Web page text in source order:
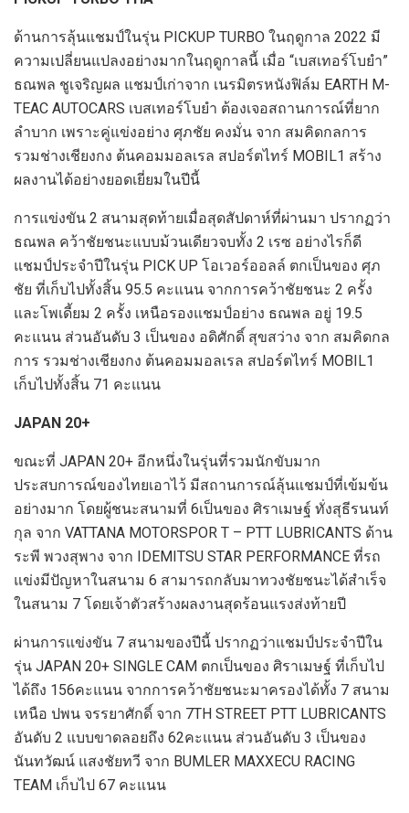
ด้านการลุ้นแชมป์ในรุ่น PICKUP TURBO ในฤดูกาล 2022 มี
ความเปลี่ยนแปลงอย่างมากในฤดูกาลนี้ เมื่อ “เบสเทอร์โบยำ”
ธณพล ชูเจริญผล แชมป์เก่าจาก เนรมิตรหนังฟิล์ม EARTH M-
TEAC AUTOCARS เบสเทอร์โบยำ ต้องเจอสถานการณ์ที่ยาก
ลำบาก เพราะคู่แข่งอย่าง ศุภชัย คงมั่น จาก สมคิดกลการ
รวมช่างเชียงกง ต้นคอมมอลเรล สปอร์ตไทร์ MOBIL1 สร้าง
ผลงานได้อย่างยอดเยี่ยมในปีนี้
การแข่งขัน 2 สนามสุดท้ายเมื่อสุดสัปดาห์ที่ผ่านมา ปรากฏว่า
ธณพล คว้าชัยชนะแบบม้วนเดียวจบทั้ง 2 เรซ อย่างไรก็ดี
แชมป์ประจำปีในรุ่น PICK UP โอเวอร์ออลล์ ตกเป็นของ ศุภ
ชัย ที่เก็บไปทั้งสิ้น 95.5 คะแนน จากการคว้าชัยชนะ 2 ครั้ง
และโพเดี้ยม 2 ครั้ง เหนือรองแชมป์อย่าง ธณพล อยู่ 19.5
คะแนน ส่วนอันดับ 3 เป็นของ อดิศักดิ์ สุขสว่าง จาก สมคิดกล
การ รวมช่างเชียงกง ต้นคอมมอลเรล สปอร์ตไทร์ MOBIL1
เก็บไปทั้งสิ้น 71 คะแนน
JAPAN 20+
ขณะที่ JAPAN 20+ อีกหนึ่งในรุ่นที่รวมนักขับมาก
ประสบการณ์ของไทยเอาไว้ มีสถานการณ์ลุ้นแชมป์ที่เข้มข้น
อย่างมาก โดยผู้ชนะสนามที่ 6เป็นของ ศิราเมษฐ์ ทั่งสุธีรนนท์
กุล จาก VATTANA MOTORSPOR T – PTT LUBRICANTS ด้าน
ระพี พวงสุพาง จาก IDEMITSU STAR PERFORMANCE ที่รถ
แข่งมีปัญหาในสนาม 6 สามารถกลับมาทวงชัยชนะได้สำเร็จ
ในสนาม 7 โดยเจ้าตัวสร้างผลงานสุดร้อนแรงส่งท้ายปี
ผ่านการแข่งขัน 7 สนามของปีนี้ ปรากฏว่าแชมป์ประจำปีใน
รุ่น JAPAN 20+ SINGLE CAM ตกเป็นของ ศิราเมษฐ์ ที่เก็บไป
ได้ถึง 156คะแนน จากการคว้าชัยชนะมาครองได้ทั้ง 7 สนาม
เหนือ ปพน จรรยาศักดิ์ จาก 7TH STREET PTT LUBRICANTS
อันดับ 2 แบบขาดลอยถึง 62คะแนน ส่วนอันดับ 3 เป็นของ
นันทวัฒน์ แสงชัยทวี จาก BUMLER MAXXECU RACING
TEAM เก็บไป 67 คะแนน